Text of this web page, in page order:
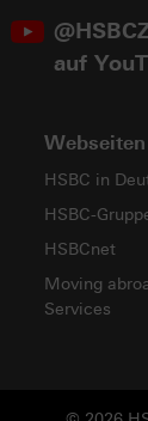
auf
Webseiten
HSBC in
HSBC-
HSBCnet
Moving
Services